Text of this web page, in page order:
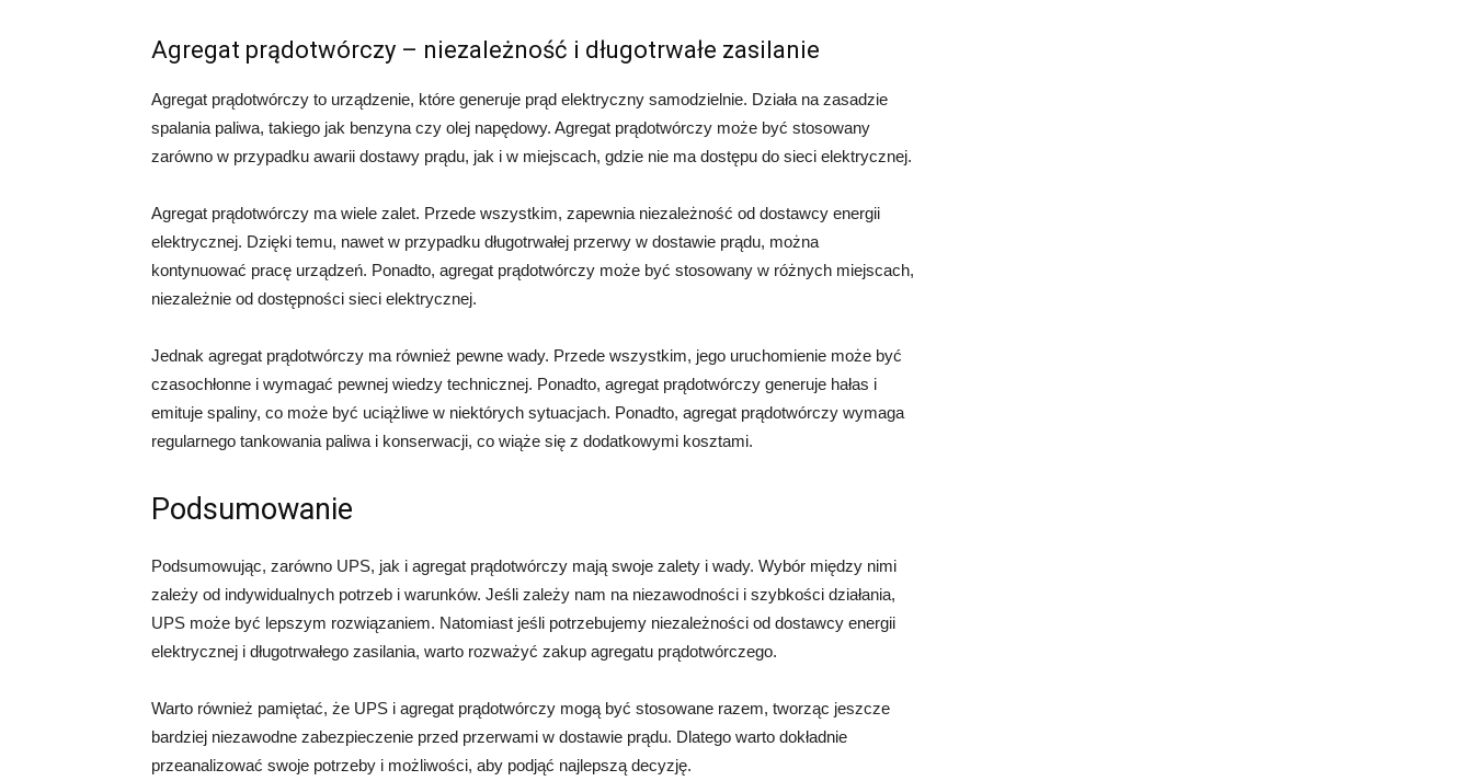
Agregat prądotwórczy – niezależność i długotrwałe zasilanie
Agregat prądotwórczy to urządzenie, które generuje prąd elektryczny samodzielnie. Działa na zasadzie
spalania paliwa, takiego jak benzyna czy olej napędowy. Agregat prądotwórczy może być stosowany
zarówno w przypadku awarii dostawy prądu, jak i w miejscach, gdzie nie ma dostępu do sieci elektrycznej.
Agregat prądotwórczy ma wiele zalet. Przede wszystkim, zapewnia niezależność od dostawcy energii
elektrycznej. Dzięki temu, nawet w przypadku długotrwałej przerwy w dostawie prądu, można
kontynuować pracę urządzeń. Ponadto, agregat prądotwórczy może być stosowany w różnych miejscach,
niezależnie od dostępności sieci elektrycznej.
Jednak agregat prądotwórczy ma również pewne wady. Przede wszystkim, jego uruchomienie może być
czasochłonne i wymagać pewnej wiedzy technicznej. Ponadto, agregat prądotwórczy generuje hałas i
emituje spaliny, co może być uciążliwe w niektórych sytuacjach. Ponadto, agregat prądotwórczy wymaga
regularnego tankowania paliwa i konserwacji, co wiąże się z dodatkowymi kosztami.
Podsumowanie
Podsumowując, zarówno UPS, jak i agregat prądotwórczy mają swoje zalety i wady. Wybór między nimi
zależy od indywidualnych potrzeb i warunków. Jeśli zależy nam na niezawodności i szybkości działania,
UPS może być lepszym rozwiązaniem. Natomiast jeśli potrzebujemy niezależności od dostawcy energii
elektrycznej i długotrwałego zasilania, warto rozważyć zakup agregatu prądotwórczego.
Warto również pamiętać, że UPS i agregat prądotwórczy mogą być stosowane razem, tworząc jeszcze
bardziej niezawodne zabezpieczenie przed przerwami w dostawie prądu. Dlatego warto dokładnie
przeanalizować swoje potrzeby i możliwości, aby podjąć najlepszą decyzję.